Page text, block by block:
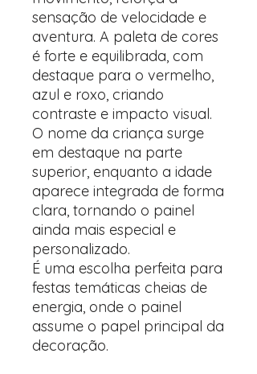
sensação de velocidade e
aventura. A paleta de cores
é forte e equilibrada, com
destaque para o vermelho,
azul e roxo, criando
contraste e impacto visual.
O nome da criança surge
em destaque na parte
superior, enquanto a idade
aparece integrada de forma
clara, tornando o painel
ainda mais especial e
personalizado.
É uma escolha perfeita para
festas temáticas cheias de
energia, onde o painel
assume o papel principal da
decoração.